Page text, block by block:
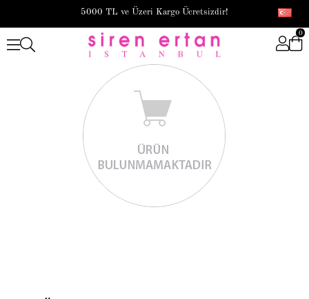
5000 TL ve Üzeri Kargo Ücretsizdir!
0